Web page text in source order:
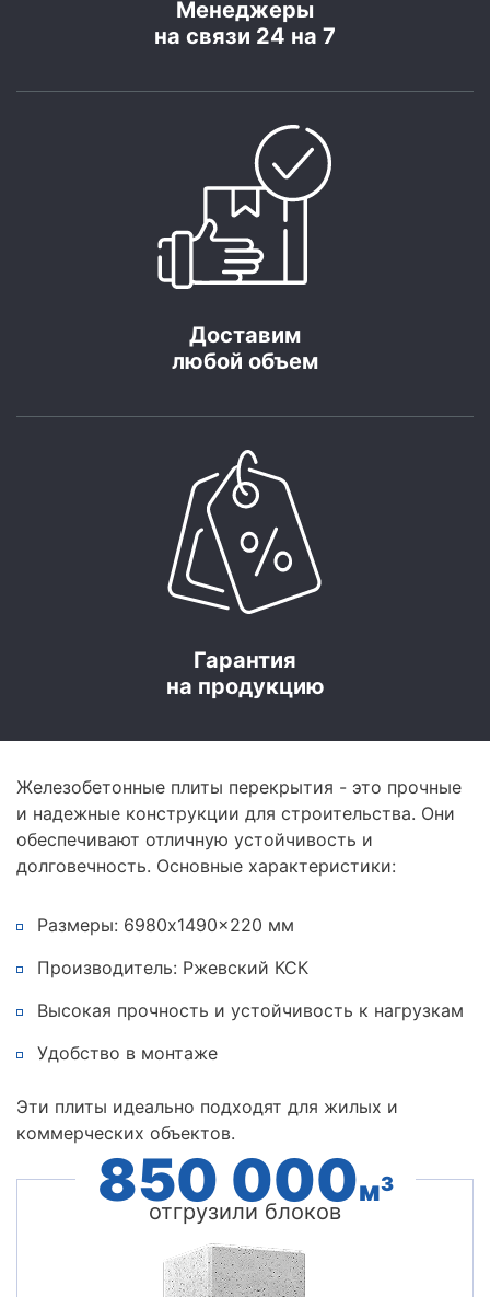
Менеджеры
на связи 24 на 7
Доставим
любой объем
Гарантия
на продукцию
Железобетонные плиты перекрытия - это прочные
и надежные конструкции для строительства. Они
обеспечивают отличную устойчивость и
долговечность. Основные характеристики:
Размеры: 6980x1490x220 мм
Производитель: Ржевский КСК
Высокая прочность и устойчивость к нагрузкам
Удобство в монтаже
Эти плиты идеально подходят для жилых и
коммерческих объектов.
850 000м3
отгрузили блоков